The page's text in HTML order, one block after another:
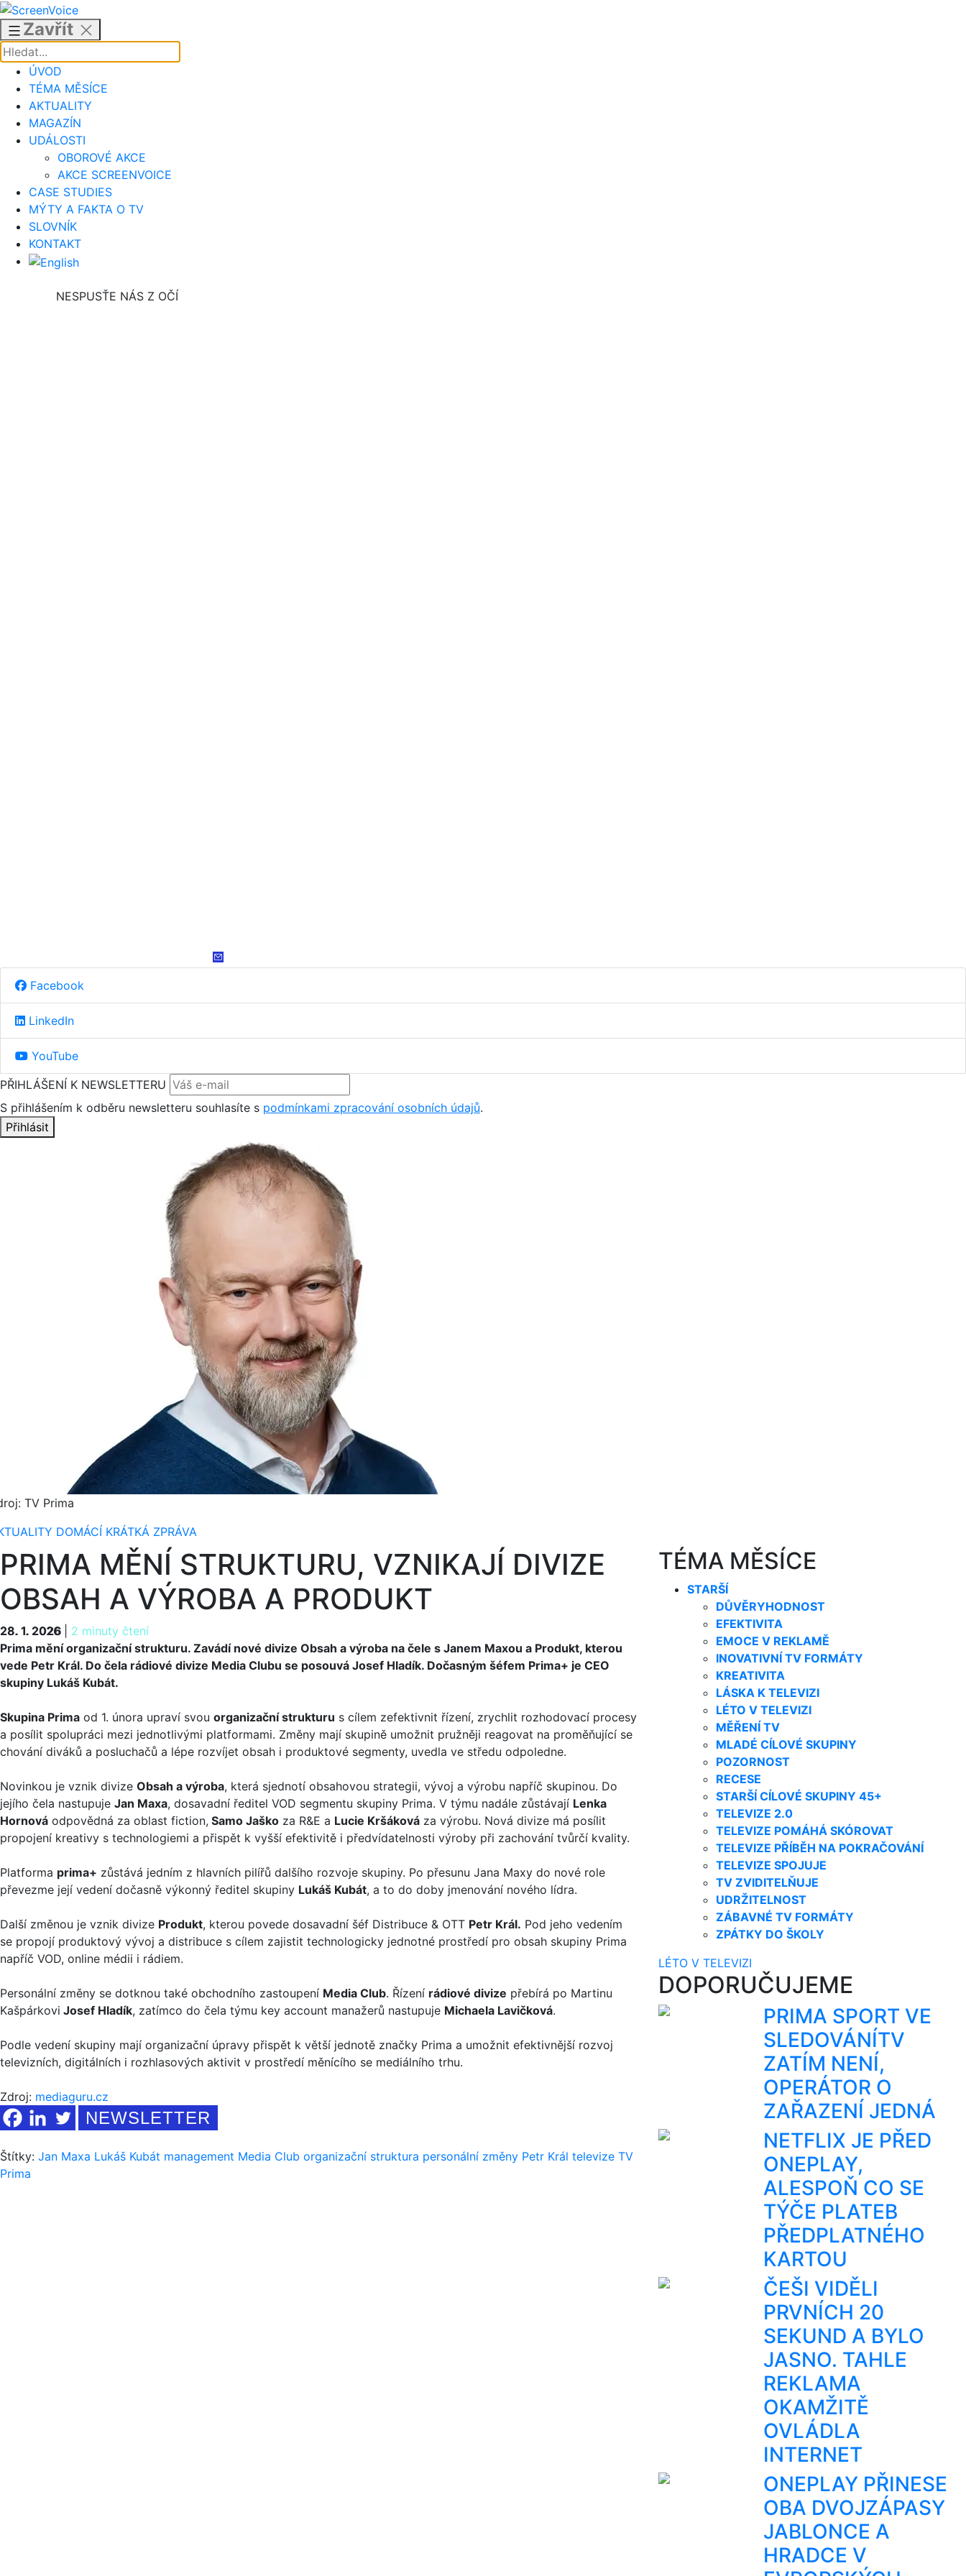
Přejít
obsahu
Zavřít
ÚVOD
TÉMA MĚSÍCE
AKTUALITY
MAGAZÍN
UDÁLOSTI
OBOROVÉ AKCE
AKCE SCREENVOICE
CASE STUDIES
MÝTY A FAKTA O TV
SLOVNÍK
KONTAKT
NESPUSŤE NÁS Z OČÍ
Facebook
LinkedIn
YouTube
PŘIHLÁŠENÍ K NEWSLETTERU
S přihlášením k odběru newsletteru souhlasíte s podmínkami zpracování osobních údajů.
Přihlásit
TV Prima
DOMÁCÍ KRÁTKÁ ZPRÁVA
PRIMA MĚNÍ STRUKTURU, VZNIKAJÍ DIVIZE
OBSAH A VÝROBA A PRODUKT
28. 1. 2026 2 minuty čtení
28. 1. 2026
Prima mění organizační strukturu. Zavádí nové divize Obsah a výroba na čele s Janem Maxou a Produkt, kterou
vede Petr Král. Do čela rádiové divize Media Clubu se posouvá Josef Hladík. Dočasným šéfem Prima+ je CEO
skupiny Lukáš Kubát.
Skupina Prima od 1. února upraví svou organizační strukturu s cílem zefektivnit řízení, zrychlit rozhodovací procesy
a posílit spolupráci mezi jednotlivými platformami. Změny mají skupině umožnit pružněji reagovat na proměňující se
chování diváků a posluchačů a lépe rozvíjet obsah i produktové segmenty, uvedla ve středu odpoledne.
Novinkou je vznik divize Obsah a výroba, která sjednotí obsahovou strategii, vývoj a výrobu napříč skupinou. Do
jejího čela nastupuje Jan Maxa, dosavadní ředitel VOD segmentu skupiny Prima. V týmu nadále zůstávají Lenka
Hornová odpovědná za oblast fiction, Samo Jaško za R&E a Lucie Kršáková za výrobu. Nová divize má posílit
propojení kreativy s technologiemi a přispět k vyšší efektivitě i předvídatelnosti výroby při zachování tvůrčí kvality.
Platforma prima+ zůstává jedním z hlavních pilířů dalšího rozvoje skupiny. Po přesunu Jana Maxy do nové role
převezme její vedení dočasně výkonný ředitel skupiny Lukáš Kubát, a to do doby jmenování nového lídra.
Další změnou je vznik divize Produkt, kterou povede dosavadní šéf Distribuce & OTT Petr Král. Pod jeho vedením
se propojí produktový vývoj a distribuce s cílem zajistit technologicky jednotné prostředí pro obsah skupiny Prima
napříč VOD, online médii i rádiem.
Personální změny se dotknou také obchodního zastoupení Media Club. Řízení rádiové divize přebírá po Martinu
Kašpárkovi Josef Hladík, zatímco do čela týmu key account manažerů nastupuje Michaela Lavičková.
Podle vedení skupiny mají organizační úpravy přispět k větší jednotě značky Prima a umožnit efektivnější rozvoj
televizních, digitálních i rozhlasových aktivit v prostředí měnícího se mediálního trhu.
Zdroj: mediaguru.cz
NEWSLETTER
Štítky: Jan Maxa Lukáš Kubát management Media Club organizační struktura personální změny Petr Král televize TV
Prima
TÉMA MĚSÍCE
STARŠÍ
DŮVĚRYHODNOST
EFEKTIVITA
EMOCE V REKLAMĚ
INOVATIVNÍ TV FORMÁTY
KREATIVITA
LÁSKA K TELEVIZI
LÉTO V TELEVIZI
MĚŘENÍ TV
MLADÉ CÍLOVÉ SKUPINY
POZORNOST
RECESE
STARŠÍ CÍLOVÉ SKUPINY 45+
TELEVIZE 2.0
TELEVIZE POMÁHÁ SKÓROVAT
TELEVIZE PŘÍBĚH NA POKRAČOVÁNÍ
TELEVIZE SPOJUJE
TV ZVIDITELŇUJE
UDRŽITELNOST
ZÁBAVNÉ TV FORMÁTY
ZPÁTKY DO ŠKOLY
LÉTO V TELEVIZI
DOPORUČUJEME
PRIMA SPORT VE
SLEDOVÁNÍTV
ZATÍM NENÍ,
OPERÁTOR O
ZAŘAZENÍ JEDNÁ
NETFLIX JE PŘED
ONEPLAY,
ALESPOŇ CO SE
TÝČE PLATEB
PŘEDPLATNÉHO
KARTOU
ČEŠI VIDĚLI
PRVNÍCH 20
SEKUND A BYLO
JASNO. TAHLE
REKLAMA
OKAMŽITĚ
OVLÁDLA
INTERNET
ONEPLAY PŘINESE
OBA DVOJZÁPASY
JABLONCE A
HRADCE V